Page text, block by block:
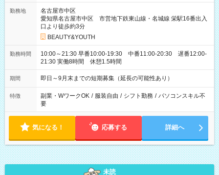
勤務地
名古屋市中区
愛知県名古屋市中区 市営地下鉄東山線・名城線 栄駅16番出入
口より徒歩約3分
BEAUTY&YOUTH
勤務時間
10:00～21:30 早番10:00-19:30 中番11:00-20:30 遅番12:00-
21:30 実働8時間 休憩1.5時間
期間 即日～9月末までの短期募集（延長の可能性あり）
特徴 副業・WワークOK / 服装自由 / シフト勤務 / パソコンスキル不
要
気になる！ 応募する 詳細へ
未読